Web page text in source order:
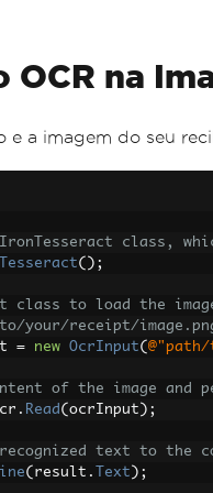
OCR na
e a imagem do seu
class,
();
class to load the
to/your/receipt/
= new OcrInput(
of the image and
. Read ( ocrInput );
text to the
( result . Text );